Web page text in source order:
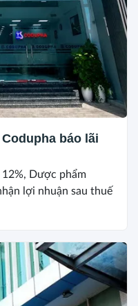
báo lãi
Dược phẩm
lợi nhuận sau thuế